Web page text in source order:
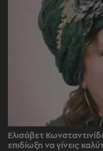
Ελισάβετ
επιδίωξη να γίνεις